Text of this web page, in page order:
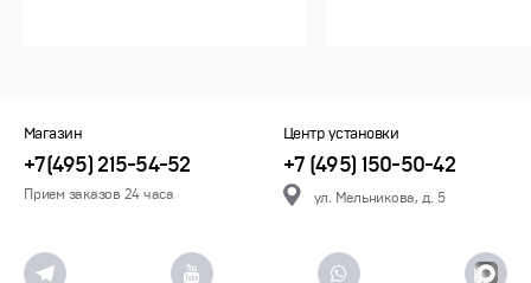
Магазин
+7(495) 215-54-52
Прием заказов 24 часа
Центр установки
+7 (495) 150-50-42
ул. Мельникова, д. 5